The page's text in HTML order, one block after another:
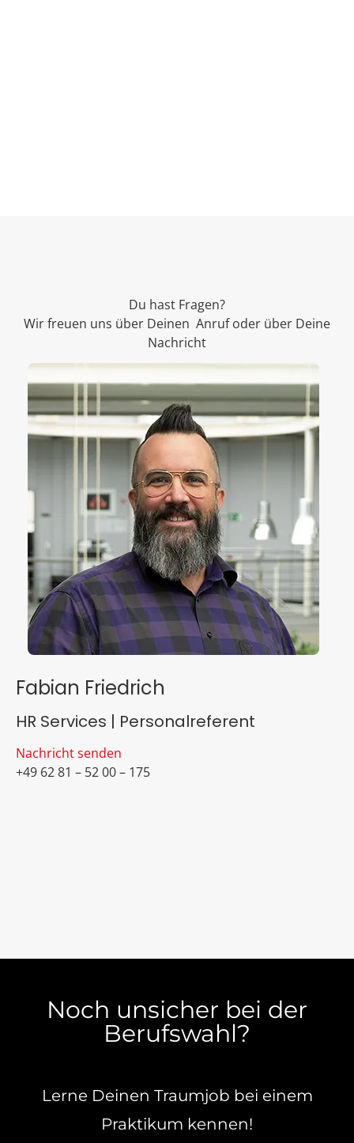
Du hast Fragen?
Wir freuen uns über Deinen Anruf oder über Deine
Nachricht
Fabian Friedrich
HR Services | Personalreferent
Nachricht senden
+49 62 81 – 52 00 – 175
Noch unsicher bei der
Berufswahl?
Lerne Deinen Traumjob bei einem
Praktikum kennen!